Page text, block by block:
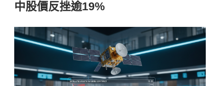
中股價反挫逾19%